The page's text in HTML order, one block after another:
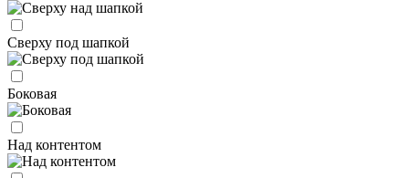
Сверху под шапкой
Боковая
Над контентом